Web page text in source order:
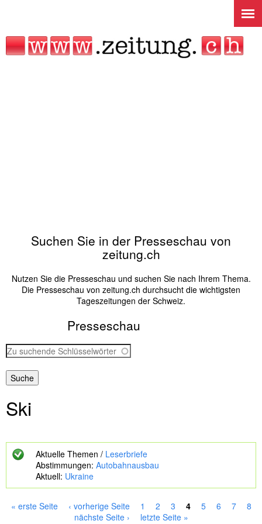
Suchen Sie in der Presseschau von
zeitung.ch
Nutzen Sie die Presseschau und suchen Sie nach Ihrem Thema.
Die Presseschau von zeitung.ch durchsucht die wichtigsten
Tageszeitungen der Schweiz.
Presseschau
Z
u
s
u
h
e
Ski
Aktuelle Themen / Leserbriefe
Abstimmungen: Autobahnausbau
Aktuell: Ukraine
« erste Seite ‹ vorherige Seite 1 2 3 4 5 6 7
8
nächste Seite ›
letzte Seite »